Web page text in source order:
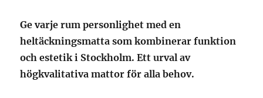
Ge varje rum personlighet med en
heltäckningsmatta som kombinerar funktion
och estetik i Stockholm. Ett urval av
högkvalitativa mattor för alla behov.